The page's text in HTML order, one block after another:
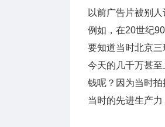
以前广告片被别
例如，在20世纪
要知道当时北京
今天的几千万甚
钱呢？因为当时
当时的先进生产力